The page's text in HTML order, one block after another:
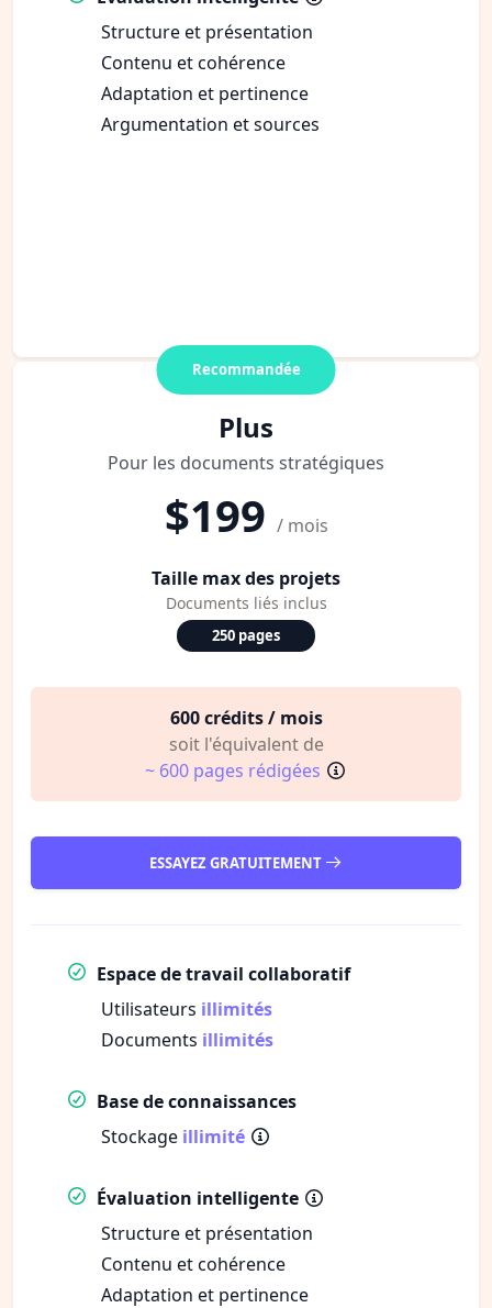
Structure et présentation
Contenu et cohérence
Adaptation et pertinence
Argumentation et sources
Recommandée
Plus
Pour les documents stratégiques
$199 / mois
Taille max des projets
Documents liés inclus
250 pages
600 crédits / mois
soit l'équivalent de
~ 600 pages rédigées
ESSAYEZ GRATUITEMENT
Espace de travail collaboratif
Utilisateurs illimités
Documents illimités
Base de connaissances
Stockage illimité
Évaluation intelligente
Structure et présentation
Contenu et cohérence
Adaptation et pertinence